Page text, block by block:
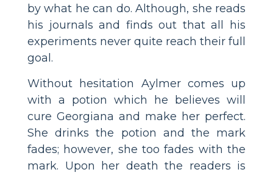
by what he can do. Although, she reads
his journals and finds out that all his
experiments never quite reach their full
goal.
Without hesitation Aylmer comes up
with a potion which he believes will
cure Georgiana and make her perfect.
She drinks the potion and the mark
fades; however, she too fades with the
mark. Upon her death the readers is